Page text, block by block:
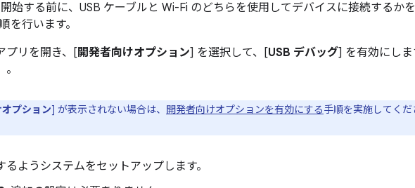
始する前に、USB ケーブルと Wi-Fi のどちらを使用してデバイスに接続するか
を行います。
プリを開き、[ 開発者向けオプション] を選択して、[USB デバッグ] を有効にしま
プション] が表示されない場合は、 開発者向けオプションを有効にする手順を実施してくだ
ようシステムをセットアップします。